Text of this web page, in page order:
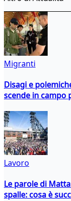
Migranti
Disagi e
scende in campo
Lavoro
Le parole di
spalle: cosa è